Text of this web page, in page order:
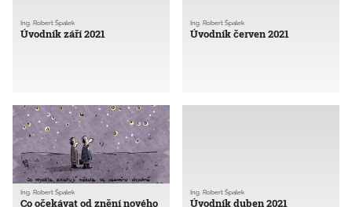
Úvodník září 2021
Ing. Robert Špalek
Úvodník červen 2021
Ing. Robert Špalek
Co očekávat od znění nového
Ing. Robert Špalek
Úvodník duben 2021
Ing. Robert Špalek